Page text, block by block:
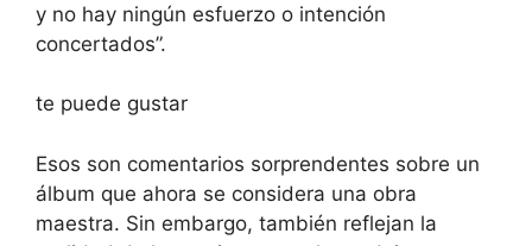
y no hay ningún esfuerzo o intención
concertados”.
te puede gustar
Esos son comentarios sorprendentes sobre un
álbum que ahora se considera una obra
maestra. Sin embargo, también reflejan la